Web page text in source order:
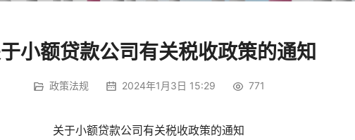
小额贷款公司有关税收政策的通知
政策法规 2024年1月3日 15:29 771
关于小额贷款公司有关税收政策的通知